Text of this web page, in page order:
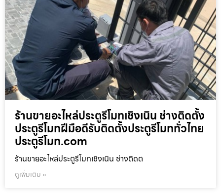
ร้านขายอะไหล่ประตูรีโมทเชิงเนิน ช่างติดตั้ง
ประตูรีโมทฝีมือดีรับติดตั้งประตูรีโมททั่วไทย
ประตูรีโมท.com
ร้านขายอะไหล่ประตูรีโมทเชิงเนิน ช่างติดต
ดูเพิ่มเติม »